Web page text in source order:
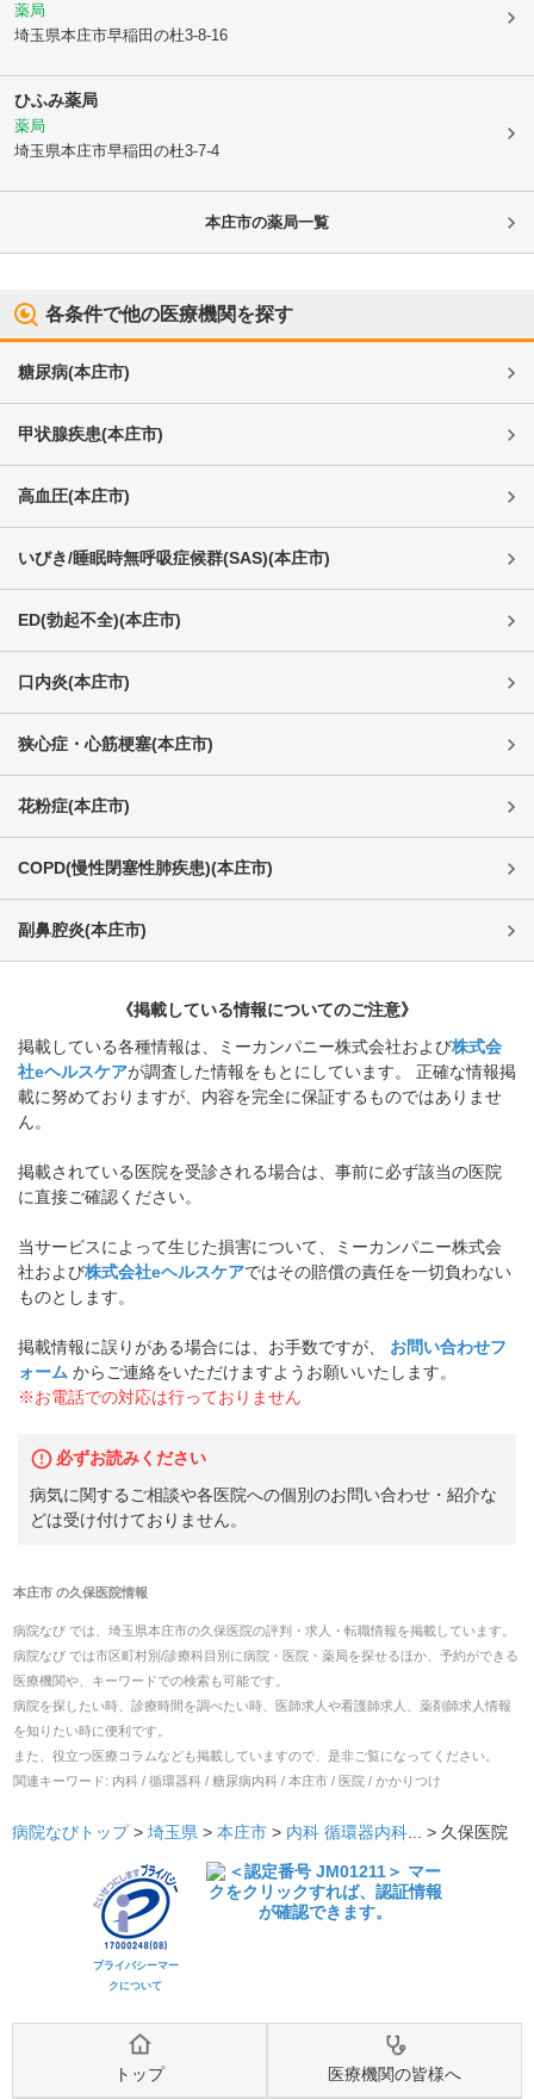
薬局
埼玉県本庄市早稲田の杜3-8-16
ひふみ薬局
薬局
埼玉県本庄市早稲田の杜3-7-4
本庄市の薬局一覧
各条件で他の医療機関を探す
糖尿病(本庄市)
甲状腺疾患(本庄市)
高血圧(本庄市)
いびき/睡眠時無呼吸症候群(SAS)(本庄市)
ED(勃起不全)(本庄市)
口内炎(本庄市)
狭心症・心筋梗塞(本庄市)
花粉症(本庄市)
COPD(慢性閉塞性肺疾患)(本庄市)
副鼻腔炎(本庄市)
《掲載している情報についてのご注意》
掲載している各種情報は、ミーカンパニー株式会社および株式会
社eヘルスケアが調査した情報をもとにしています。 正確な情報掲
載に努めておりますが、内容を完全に保証するものではありませ
ん。
掲載されている医院を受診される場合は、事前に必ず該当の医院
に直接ご確認ください。
当サービスによって生じた損害について、ミーカンパニー株式会
社および株式会社eヘルスケアではその賠償の責任を一切負わない
ものとします。
掲載情報に誤りがある場合には、お手数ですが、
お問い合わせフ
ォーム からご連絡をいただけますようお願いいたします。
※お電話での対応は行っておりません
必ずお読みください
病気に関するご相談や各医院への個別のお問い合わせ・紹介な
どは受け付けておりません。
本庄市の久保医院情報
病院なび では、 埼玉県本庄市の久保医院の評判・求人・転職情報を掲載しています。
病院なび では市区町村別/診療科目別に病院・医院・薬局を探せるほか、予約ができる
医療機関や、キーワードでの検索も可能です。
病院を探したい時、診療時間を調べたい時、医師求人や看護師求人、薬剤師求人情報
を知りたい時に便利です。
また、役立つ医療コラムなども掲載していますので、是非ご覧になってください。
関連キーワード: 内科 / 循環器科 / 糖尿病内科 / 本庄市 / 医院 / かかりつけ
病院なびトップ> 埼玉県 > 本庄市 > 内科 循環器内科 ... > 久保医院
プライバシーマー
クについて
トップ 医療機関の皆様へ